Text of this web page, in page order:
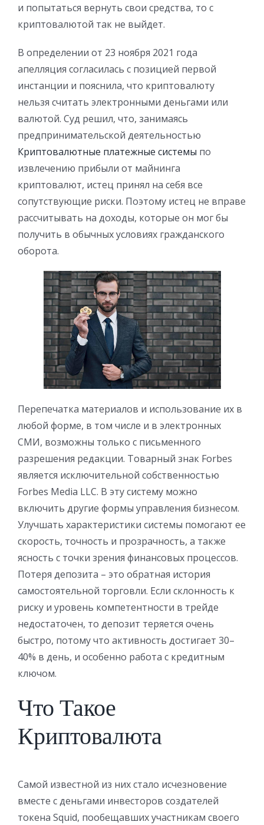
и попытаться вернуть свои средства, то с
криптовалютой так не выйдет.
В определении от 23 ноября 2021 года
апелляция согласилась с позицией первой
инстанции и пояснила, что криптовалюту
нельзя считать электронными деньгами или
валютой. Суд решил, что, занимаясь
предпринимательской деятельностью
Криптовалютные платежные системы по
извлечению прибыли от майнинга
криптовалют, истец принял на себя все
сопутствующие риски. Поэтому истец не вправе
рассчитывать на доходы, которые он мог бы
получить в обычных условиях гражданского
оборота.
Перепечатка материалов и использование их в
любой форме, в том числе и в электронных
СМИ, возможны только с письменного
разрешения редакции. Товарный знак Forbes
является исключительной собственностью
Forbes Media LLC. В эту систему можно
включить другие формы управления бизнесом.
Улучшать характеристики системы помогают ее
скорость, точность и прозрачность, а также
ясность с точки зрения финансовых процессов.
Потеря депозита – это обратная история
самостоятельной торговли. Если склонность к
риску и уровень компетентности в трейде
недостаточен, то депозит теряется очень
быстро, потому что активность достигает 30–
40% в день, и особенно работа с кредитным
ключом.
Что Такое
Криптовалюта
Самой известной из них стало исчезновение
вместе с деньгами инвесторов создателей
токена Squid, пообещавших участникам своего